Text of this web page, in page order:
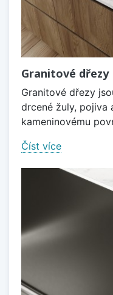
Granitové dřezy
Granitové dřezy
drcené žuly, pojiva
kameninovému
Číst více